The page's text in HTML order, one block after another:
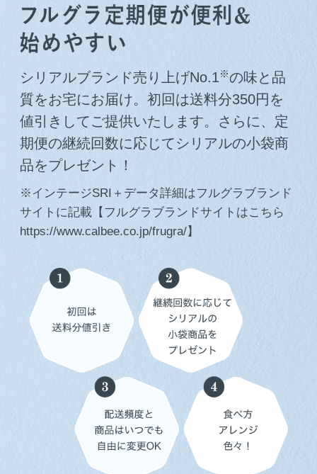
シリアルブランド売り上げNo.1 ※の味と品
質をお宅にお届け。初回は送料分350円を
値引きしてご提供いたします。さらに、定
期便の継続回数に応じてシリアルの小袋商
品をプレゼント！
※インテージSRI＋データ詳細はフルグラブランド
サイトに記載【フルグラブランドサイトはこちら
https://www.calbee.co.jp/frugra/】